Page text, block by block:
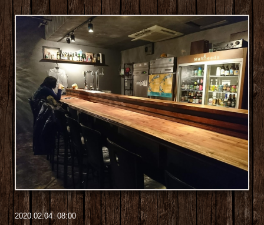
2020.02.04 08:00